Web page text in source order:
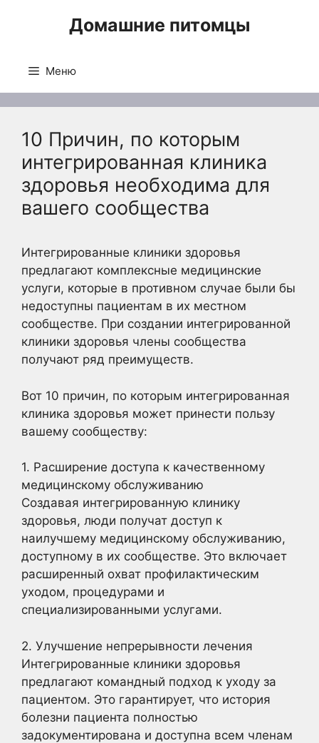
Домашние питомцы
Меню
10 Причин, по которым
интегрированная клиника
здоровья необходима для
вашего сообщества
Интегрированные клиники здоровья
предлагают комплексные медицинские
услуги, которые в противном случае были бы
недоступны пациентам в их местном
сообществе. При создании интегрированной
клиники здоровья члены сообщества
получают ряд преимуществ.
Вот 10 причин, по которым интегрированная
клиника здоровья может принести пользу
вашему сообществу:
1. Расширение доступа к качественному
медицинскому обслуживанию
Создавая интегрированную клинику
здоровья, люди получат доступ к
наилучшему медицинскому обслуживанию,
доступному в их сообществе. Это включает
расширенный охват профилактическим
уходом, процедурами и
специализированными услугами.
2. Улучшение непрерывности лечения
Интегрированные клиники здоровья
предлагают командный подход к уходу за
пациентом. Это гарантирует, что история
болезни пациента полностью
задокументирована и доступна всем членам